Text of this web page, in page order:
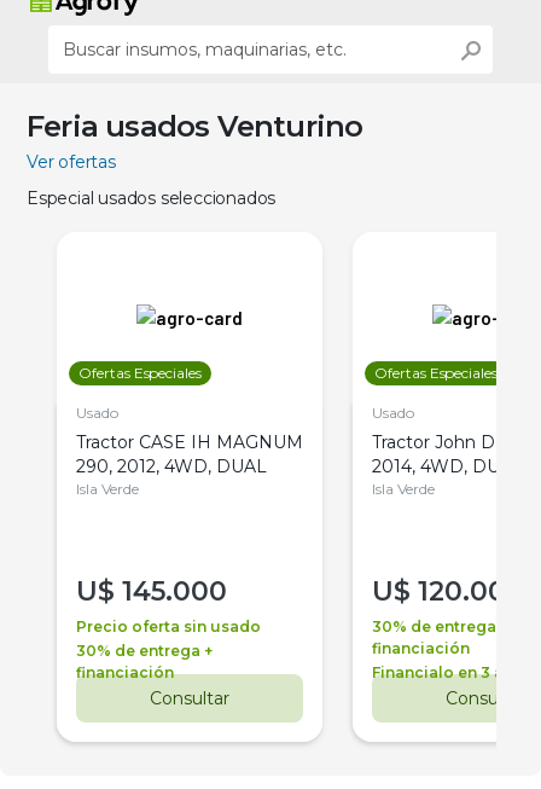
Feria usados Venturino
Ver ofertas
Especial usados seleccionados
Ofertas Especiales
Usado
Tractor CASE IH MAGNUM
290, 2012, 4WD, DUAL
Isla Verde
U$ 145.000
Precio oferta sin usado
30% de entrega +
financiación
Consultar
Ofertas Especiales
Usado
Tractor John Deere
2014, 4WD, DUAL
Isla Verde
U$ 120.000
30% de entrega +
financiación
Financialo en 3 años
Consultar